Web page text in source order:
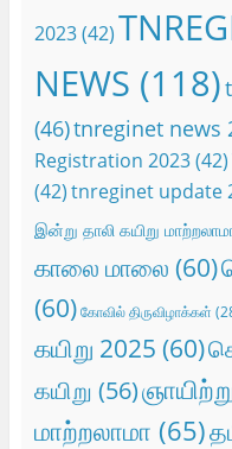
2023(42)
NEWS (118)
(46)tnreginet news
Registration 2023(42)
(42)tnreginet update
இன்று தாலி கயிறு
காலை மாலை (60)
(60) கோவில் திருவிழாக்கள்
கயிறு 2025 (60)
கயிறு (56)
மாற்றலாமா (65)